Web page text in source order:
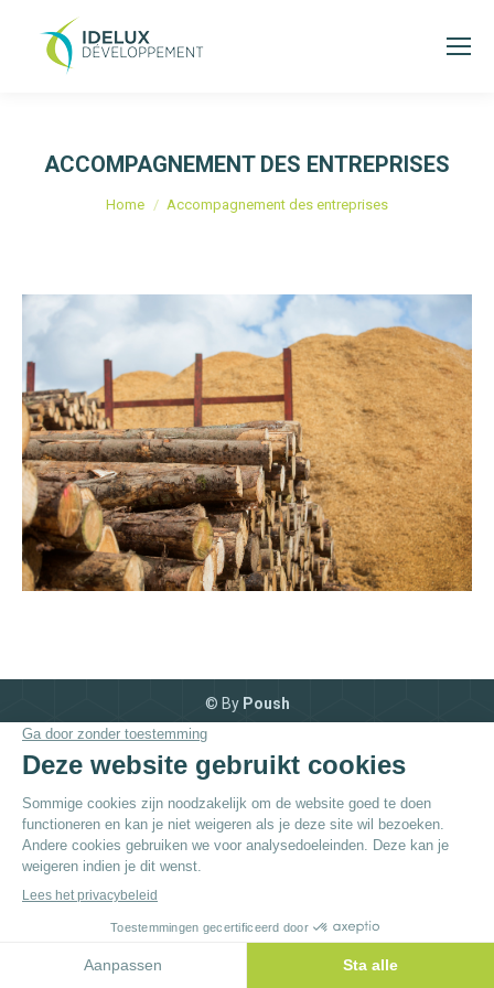
ACCOMPAGNEMENT DES ENTREPRISES
Je bent hier:
Home Accompagnement des entreprises
© By Poush
Menu du bas - NL